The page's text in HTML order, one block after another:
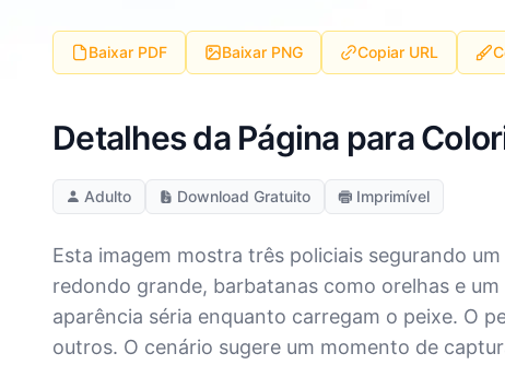
Baixar PDF Baixar PNG Copiar URL
Detalhes da Página para
Adulto Download Gratuito Imprimível
Esta imagem mostra três policiais segurando
redondo grande, barbatanas como orelhas e
aparência séria enquanto carregam o peixe. O
outros. O cenário sugere um momento de